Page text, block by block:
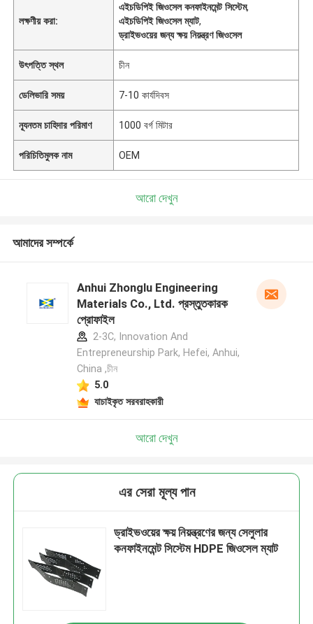
লক্ষণীয় করা:
এইচডিপিই জিওসেল কনফাইনমেন্ট সিস্টেম,
এইচডিপিই জিওসেল ম্যাট,
ড্রাইভওয়ের জন্য ক্ষয় নিয়ন্ত্রণ জিওসেল
উৎপত্তি স্থল চীন
ডেলিভারি সময় 7-10 কার্যদিবস
ন্যূনতম চাহিদার পরিমাণ 1000 বর্গ মিটার
পরিচিতিমুলক নাম OEM
আরো দেখুন
আমাদের সম্পর্কে
Anhui Zhonglu Engineering
Materials Co., Ltd. প্রস্তুতকারক
প্রোফাইল
2-3C, Innovation And
Entrepreneurship Park, Hefei, Anhui,
China ,চীন
5.0
যাচাইকৃত সরবরাহকারী
আরো দেখুন
এর সেরা মূল্য পান
ড্রাইভওয়ের ক্ষয় নিয়ন্ত্রণের জন্য সেলুলার
কনফাইনমেন্ট সিস্টেম HDPE জিওসেল ম্যাট